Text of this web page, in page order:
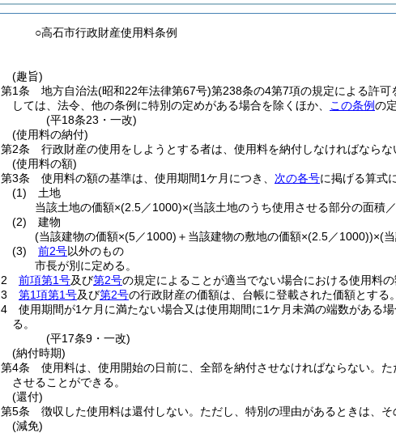
○高石市行政財産使用料条例
(趣旨)
第1条
地方自治法(昭和22年法律第67号)第238条の4第7項の規定による許可
しては、法令、他の条例に特別の定めがある場合を除くほか、
この条例の
(平18条23・一改)
(使用料の納付)
第2条
行政財産の使用をしようとする者は、使用料を納付しなければならな
(使用料の額)
第3条
使用料の額の基準は、使用期間1ケ月につき、 次の各号に掲げる算式
(1)
土地
当該土地の価額×(2.5／1000)×(当該土地のうち使用させる部分の面積
(2)
建物
(当該建物の価額×(5／1000) ＋当該建物の敷地の価額×(2.5／1000))×(
(3)
前2号以外のもの
市長が別に定める。
2
前項第1号及び第2号の規定によることが適当でない場合における使用料の
3
第1項第1号及び第2号の行政財産の価額は、台帳に登載された価額とする。
4
使用期間が1ケ月に満たない場合又は使用期間に1ケ月未満の端数がある場
る。
(平17条9・一改)
(納付時期)
第4条
使用料は、使用開始の日前に、全部を納付させなければならない。 た
させることができる。
(還付)
第5条
徴収した使用料は還付しない。 ただし、特別の理由があるときは、
(減免)